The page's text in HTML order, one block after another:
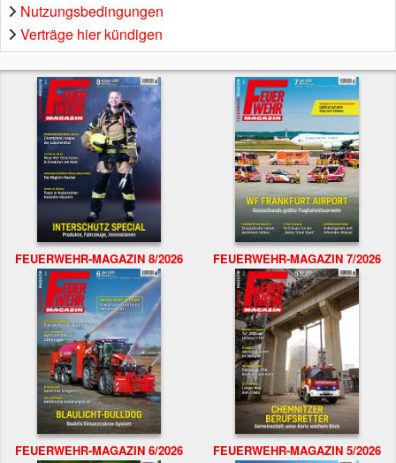
Nutzungsbedingungen
Verträge hier kündigen
FEUERWEHR-MAGAZIN 8/2026 FEUERWEHR-MAGAZIN 7/2026
FEUERWEHR-MAGAZIN 6/2026 FEUERWEHR-MAGAZIN 5/2026